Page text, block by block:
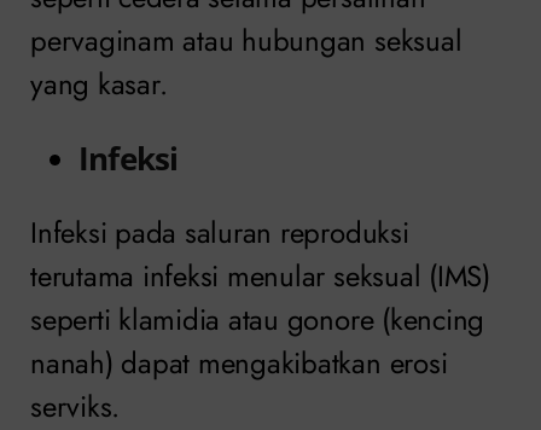
pervaginam atau hubungan seksual
yang kasar.
Infeksi
Infeksi pada saluran reproduksi
terutama infeksi menular seksual (IMS)
seperti klamidia atau gonore (kencing
nanah) dapat mengakibatkan erosi
serviks.